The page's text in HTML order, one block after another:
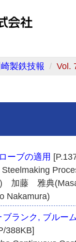
崎製鉄技報 Vol.
ーブの適用
加藤 雅典
Nakamura)
ランク, ブルー
388KB]